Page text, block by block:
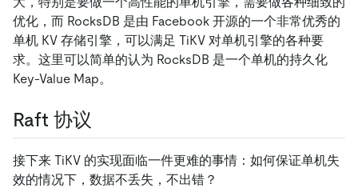
优化，而 RocksDB 是由 Facebook 开源的一个非常优秀的
单机 KV 存储引擎，可以满足 TiKV 对单机引擎的各种要
求。这里可以简单的认为 RocksDB 是一个单机的持久化
Key-Value Map。
Raft 协议
接下来 TiKV 的实现面临一件更难的事情：如何保证单机失
效的情况下，数据不丢失，不出错？